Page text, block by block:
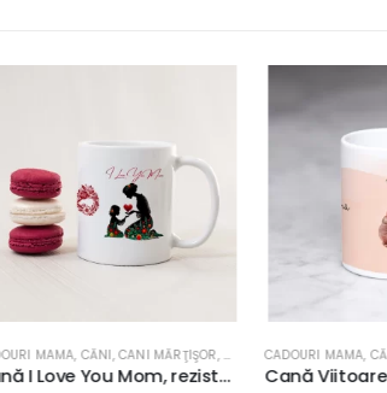
CADOURI MAMA,CĂNI
Cană Viitoare Mamă, rezistentă la maşina de spălat vase, 350ml
CADOURI